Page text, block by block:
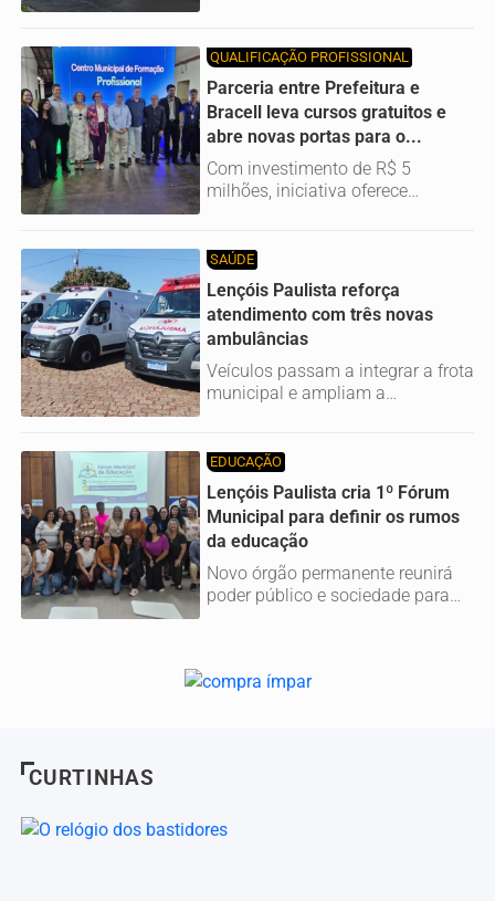
QUALIFICAÇÃO PROFISSIONAL
Parceria entre Prefeitura e
Bracell leva cursos gratuitos e
abre novas portas para o...
Com investimento de R$ 5
milhões, iniciativa oferece
SAÚDE
Lençóis Paulista reforça
atendimento com três novas
ambulâncias
Veículos passam a integrar a frota
municipal e ampliam a
EDUCAÇÃO
Lençóis Paulista cria 1º Fórum
Municipal para definir os rumos
da educação
Novo órgão permanente reunirá
poder público e sociedade para
CURTINHAS